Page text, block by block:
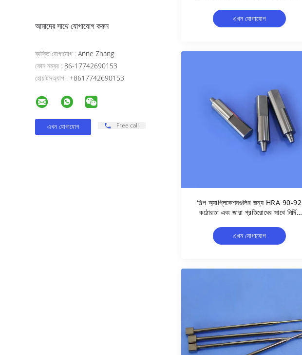
আমাদের সাথে যোগাযোগ করুন
ব্যক্তি যোগাযোগ : Anne Zhang
ফোন নম্বর : 86-17742690153
হোয়াটসঅ্যাপ : +8617742690153
Free call
এখন যোগাযোগ
শিল্প অ্যাপ্লিকেশনগুলির জন্য HRA 90-92
কঠোরতা এবং জারা প্রতিরোধের সাথে নির্দিষ্ট
এখন যোগাযোগ